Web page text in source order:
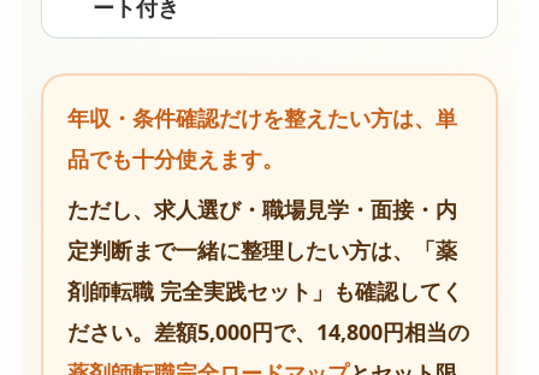
ート付き
年収・条件確認だけを整えたい方は、単
品でも十分使えます。
ただし、求人選び・職場見学・面接・内
定判断まで一緒に整理したい方は、「薬
剤師転職 完全実践セット」も確認してく
ださい。差額5,000円で、14,800円相当の